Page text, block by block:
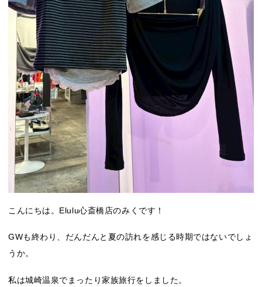
こんにちは。Elulu心斎橋店のみくです！
GWも終わり、だんだんと夏の訪れを感じる時期ではないでしょ
うか。
私は城崎温泉でまったり家族旅行をしました。